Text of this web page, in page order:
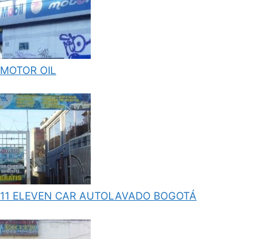
MOTOR OIL
11 ELEVEN CAR AUTOLAVADO BOGOTÁ